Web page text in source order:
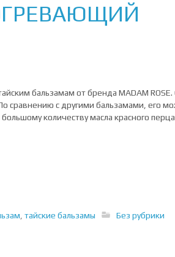
бальзамам от бренда MADAM ROSE.
сравнению с другими бальзамами, его
количеству масла красного
тайские бальзамы
Без рубрики